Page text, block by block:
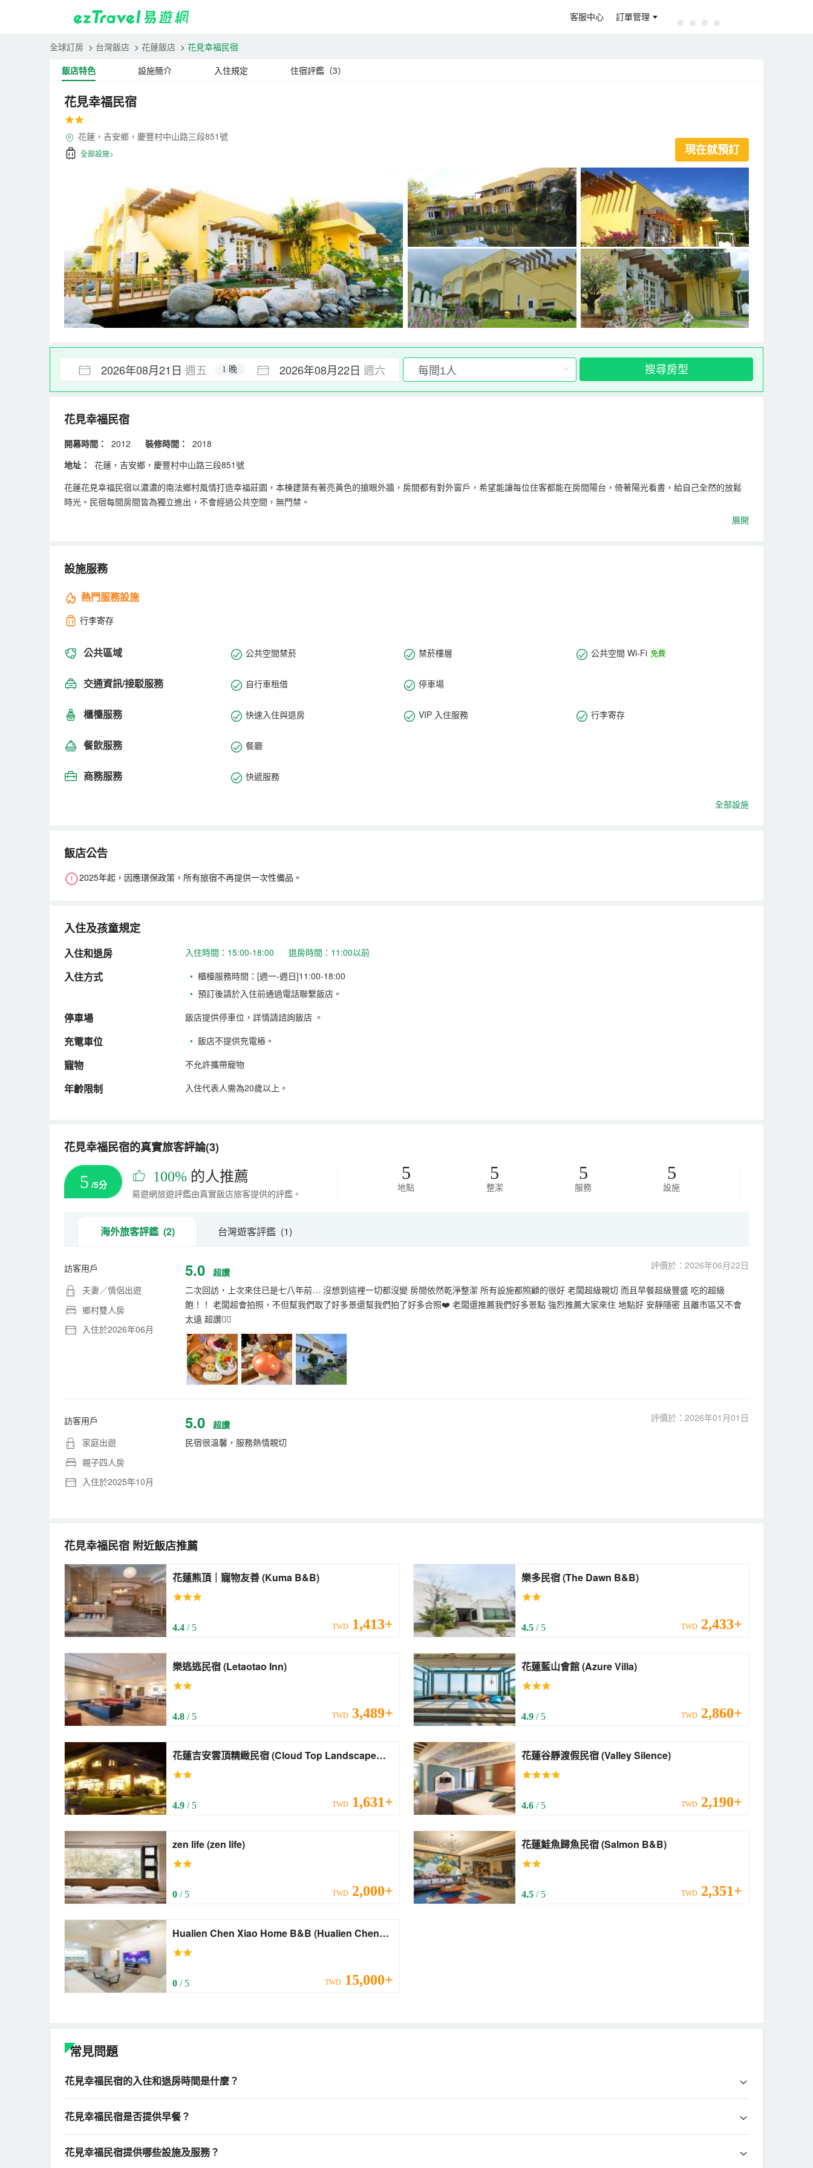
客服中心 訂單管理
全球訂房 > 台灣飯店 > 花蓮飯店 > 花見幸福民宿
飯店特色
設施簡介 入住規定 住宿評鑑（3）
花見幸福民宿
花蓮，吉安鄉，慶豐村中山路三段851號
全部設施> 現在就預訂
2026年08月21日 週五 2026年08月22日 週六
1 晚 搜尋房型
花見幸福民宿
開幕時間： 2012 裝修時間：
2018
地址：
花蓮，吉安鄉，慶豐村中山路三段851號
花蓮花見幸福民宿以濃濃的南法鄉村風情打造幸福莊園，本棟建築有著亮黃色的搶眼外牆，房間都有對外窗戶，希望能讓每位住客都能在房間陽台，倚著陽光看書，給自己全然的放鬆
時光。民宿每間房間皆為獨立進出，不會經過公共空間，無門禁。
展開
設施服務
熱門服務設施
行李寄存
公共區域 公共空間禁菸 禁菸樓層 公共空間 Wi-Fi 免費
交通資訊/接駁服務 自行車租借 停車場
櫃檯服務 快速入住與退房 VIP 入住服務 行李寄存
餐飲服務 餐廳
商務服務 快遞服務
全部設施
飯店公告
2025年起，因應環保政策，所有旅宿不再提供一次性備品。
入住及孩童規定
入住和退房 入住時間：15:00-18:00 退房時間：11:00以前
入住方式 • 櫃檯服務時間：[週一-週日]11:00-18:00
• 預訂後請於入住前通過電話聯繫飯店。
停車場 飯店提供停車位，詳情請諮詢飯店 。
充電車位 • 飯店不提供充電樁。
寵物 不允許攜帶寵物
年齡限制 入住代表人需為20歲以上。
花見幸福民宿的真實旅客評論(3)
5 /5分 100% 的人推薦
易遊網旅遊評鑑由真實飯店旅客提供的評鑑。
5
地點
5
整潔
5
服務
5
設施
海外旅客評鑑 (2) 台灣遊客評鑑 (1)
訪客用戶
夫妻／情侶出遊
鄉村雙人房
入住於2026年06月
5.0 超讚
評價於：2026年06月22日
二次回訪，上次來住已是七八年前… 沒想到這裡一切都沒變 房間依然乾淨整潔 所有設施都照顧的很好 老闆超級親切 而且早餐超級豐盛 吃的超級
飽！！ 老闆超會拍照，不但幫我們取了好多景還幫我們拍了好多合照❤️ 老闆還推薦我們好多景點 強烈推薦大家來住 地點好 安靜隱密 且離市區又不會
太遠 超讚👍🏻
訪客用戶
家庭出遊
親子四人房
入住於2025年10月
5.0 超讚
評價於：2026年01月01日
民宿很溫馨，服務熱情親切
花見幸福民宿 附近飯店推薦
花蓮熊頂｜寵物友善 (Kuma B&B)
4.4 / 5 TWD 1,413+
樂多民宿 (The Dawn B&B)
4.5/ 5 TWD 2,433+
樂逃逃民宿 (Letaotao Inn)
4.8 / 5 TWD 3,489+
花蓮藍山會館 (Azure Villa)
4.9/ 5 TWD 2,860+
花蓮吉安雲頂精緻民宿 (Cloud Top Landscape
Hotel)
4.9 / 5 TWD 1,631+
花蓮谷靜渡假民宿 (Valley Silence)
4.6/ 5 TWD 2,190+
zen life (zen life)
0 / 5 TWD 2,000+
花蓮鮭魚歸魚民宿 (Salmon B&B)
4.5/ 5 TWD 2,351+
Hualien Chen Xiao Home B&B (Hualien Chen
Xiao Home B&B)
0 / 5 TWD 15,000+
常見問題
花見幸福民宿的入住和退房時間是什麼？
花見幸福民宿是否提供早餐？
花見幸福民宿提供哪些設施及服務？